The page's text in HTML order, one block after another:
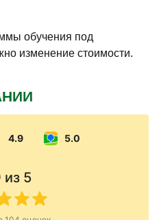
обучения под
изменение стоимости.
4.9 5.0
из 5